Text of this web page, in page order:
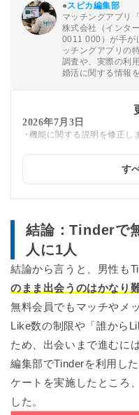
●スピカ編集部
マッチングアプリ
株式会社（インタ
0011 000）が手が
ッチングアプリの
調査や、実際の利
婚活に関する情報
2026年7月3日
機能に関する説明を修正し
会員数や料金等の情報を更
ビデオ通話機能の言及を削
2025年12月24日
タップルのキャンペーン情
2025年12月3日
withの料金を3,960円
2025年9月29日
2025年8月27日
す
結論：Tinderで
人に1人
結論から言うと、男性も
のまま出会うのはかなり
無料会員でもマッチやメ
Like数の制限や「誰から
ため、出会いまで進むに
編集部でTinderを利用し
ケートを実施したところ
した。